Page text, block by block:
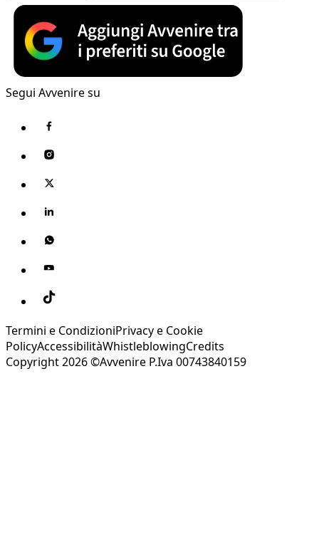
Segui Avvenire su
Termini e CondizioniPrivacy e Cookie
PolicyAccessibilitàWhistleblowingCredits
Copyright 2026 ©Avvenire P.Iva 00743840159